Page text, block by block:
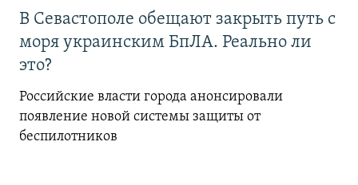
В Севастополе обещают закрыть путь с
моря украинским БпЛА. Реально ли
это?
Российские власти города анонсировали
появление новой системы защиты от
беспилотников